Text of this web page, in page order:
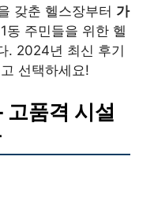
갖춘 헬스장부터 가
동 주민들을 위한 헬
. 2024년 최신 후기
선택하세요!
고품격 시설